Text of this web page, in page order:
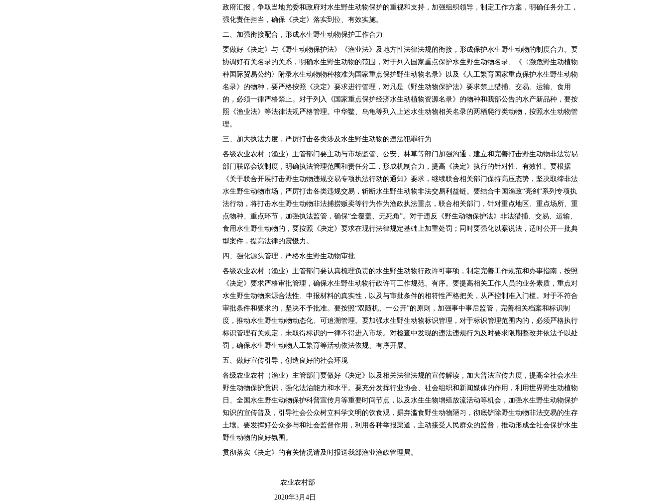
政府汇报，争取当地党委和政府对水生野生动物保护的重视和支持，加强组织领导，制定工作方案，明确任务分工，
强化责任担当，确保《决定》落实到位、有效实施。
二、加强衔接配合，形成水生野生动物保护工作合力
要做好《决定》与《野生动物保护法》《渔业法》及地方性法律法规的衔接，形成保护水生野生动物的制度合力。要
协调好有关名录的关系，明确水生野生动物的范围，对于列入国家重点保护水生野生动物名录、《〈濒危野生动植物
种国际贸易公约〉附录水生动物物种核准为国家重点保护野生动物名录》以及《人工繁育国家重点保护水生野生动物
名录》的物种，要严格按照《决定》要求进行管理，对凡是《野生动物保护法》要求禁止猎捕、交易、运输、食用
的，必须一律严格禁止。对于列入《国家重点保护经济水生动植物资源名录》的物种和我部公告的水产新品种，要按
照《渔业法》等法律法规严格管理。中华鳖、乌龟等列入上述水生动物相关名录的两栖爬行类动物，按照水生动物管
理。
三、加大执法力度，严厉打击各类涉及水生野生动物的违法犯罪行为
各级农业农村（渔业）主管部门要主动与市场监管、公安、林草等部门加强沟通，建立和完善打击野生动物非法贸易
部门联席会议制度，明确执法管理范围和责任分工，形成机制合力，提高《决定》执行的针对性、有效性。要根据
《关于联合开展打击野生动物违规交易专项执法行动的通知》要求，继续联合相关部门保持高压态势，坚决取缔非法
水生野生动物市场，严厉打击各类违规交易，斩断水生野生动物非法交易利益链。要结合中国渔政“亮剑”系列专项执
法行动，将打击水生野生动物非法捕捞贩卖等行为作为渔政执法重点，联合相关部门，针对重点地区、重点场所、重
点物种、重点环节，加强执法监管，确保“全覆盖、无死角”。对于违反《野生动物保护法》非法猎捕、交易、运输、
食用水生野生动物的，要按照《决定》要求在现行法律规定基础上加重处罚；同时要强化以案说法，适时公开一批典
型案件，提高法律的震慑力。
四、强化源头管理，严格水生野生动物审批
各级农业农村（渔业）主管部门要认真梳理负责的水生野生动物行政许可事项，制定完善工作规范和办事指南，按照
《决定》要求严格审批管理，确保水生野生动物行政许可工作规范、有序。要提高相关工作人员的业务素质，重点对
水生野生动物来源合法性、申报材料的真实性，以及与审批条件的相符性严格把关，从严控制准入门槛。对于不符合
审批条件和要求的，坚决不予批准。要按照“双随机、一公开”的原则，加强事中事后监管，完善相关档案和标识制
度，推动水生野生动物动态化、可追溯管理。要加强水生野生动物标识管理，对于标识管理范围内的，必须严格执行
标识管理有关规定，未取得标识的一律不得进入市场。对检查中发现的违法违规行为及时要求限期整改并依法予以处
罚，确保水生野生动物人工繁育等活动依法依规、有序开展。
五、做好宣传引导，创造良好的社会环境
各级农业农村（渔业）主管部门要做好《决定》以及相关法律法规的宣传解读，加大普法宣传力度，提高全社会水生
野生动物保护意识，强化法治能力和水平。要充分发挥行业协会、社会组织和新闻媒体的作用，利用世界野生动植物
日、全国水生野生动物保护科普宣传月等重要时间节点，以及水生生物增殖放流活动等机会，加强水生野生动物保护
知识的宣传普及，引导社会公众树立科学文明的饮食观，摒弃滥食野生动物陋习，彻底铲除野生动物非法交易的生存
土壤。要发挥好公众参与和社会监督作用，利用各种举报渠道，主动接受人民群众的监督，推动形成全社会保护水生
野生动物的良好氛围。
贯彻落实《决定》的有关情况请及时报送我部渔业渔政管理局。
农业农村部
2020年3月4 日